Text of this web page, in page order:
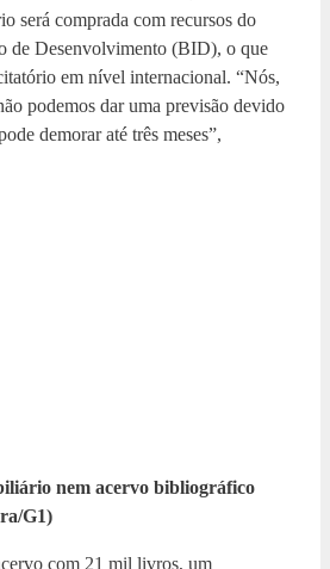
será comprada com recursos do
de Desenvolvimento (BID), o que
em nível internacional. “Nós,
podemos dar uma previsão devido
demorar até três meses”,
nem acervo bibliográfico
G1)
com 21 mil livros, um